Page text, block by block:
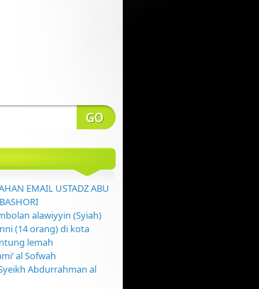
EMAIL USTADZ ABU
alawiyyin (Syiah)
(14 orang) di kota
lemah
al Sofwah
Abdurrahman al